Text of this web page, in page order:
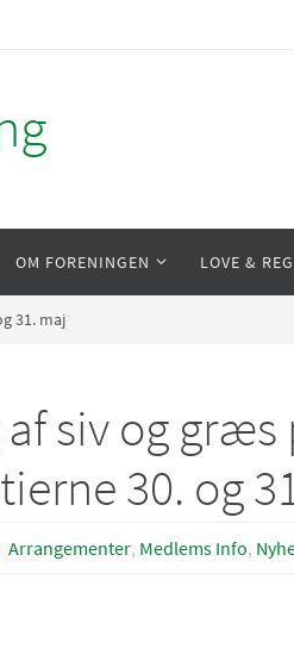
OM FORENINGEN LOVE &
31. maj
siv og græs
30. og
Arrangementer, Medlems Info,